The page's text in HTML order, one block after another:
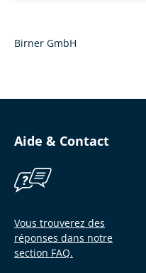
Birner GmbH
Aide & Contact
Vous trouverez des
réponses dans notre
section FAQ.